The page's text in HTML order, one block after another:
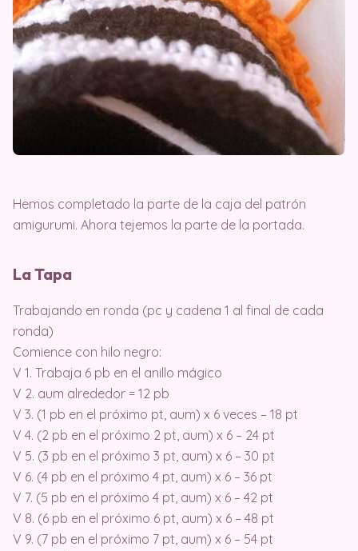
Hemos completado la parte de la caja del patrón
amigurumi. Ahora tejemos la parte de la portada.
La Tapa
Trabajando en ronda (pc y cadena 1 al final de cada
ronda)
Comience con hilo negro:
V 1. Trabaja 6 pb en el anillo mágico
V 2. aum alrededor = 12 pb
V 3. (1 pb en el próximo pt, aum) x 6 veces – 18 pt
V 4. (2 pb en el próximo 2 pt, aum) x 6 – 24 pt
V 5. (3 pb en el próximo 3 pt, aum) x 6 – 30 pt
V 6. (4 pb en el próximo 4 pt, aum) x 6 – 36 pt
V 7. (5 pb en el próximo 4 pt, aum) x 6 – 42 pt
V 8. (6 pb en el próximo 6 pt, aum) x 6 – 48 pt
V 9. (7 pb en el próximo 7 pt, aum) x 6 – 54 pt